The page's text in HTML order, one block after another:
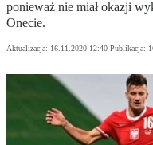
ponieważ nie miał okazji
Onecie.
Aktualizacja: 16.11.2020 12:40 Publikacja: